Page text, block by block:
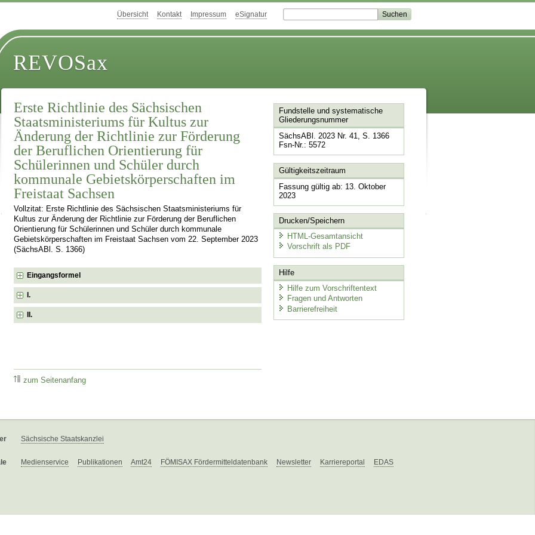
Übersicht Kontakt Impressum eSignatur
REVOSax
Erste Richtlinie des Sächsischen
Staatsministeriums für Kultus zur
Änderung der Richtlinie zur Förderung
der Beruflichen Orientierung für
Schülerinnen und Schüler durch
kommunale Gebietskörperschaften im
Freistaat Sachsen
Vollzitat: Erste Richtlinie des Sächsischen Staatsministeriums für
Kultus zur Änderung der Richtlinie zur Förderung der Beruflichen
Orientierung für Schülerinnen und Schüler durch kommunale
Gebietskörperschaften im Freistaat Sachsen vom 22. September 2023
(SächsABl. S. 1366)
Eingangsformel
I.
II.
zum Seitenanfang
Fundstelle und systematische
Gliederungsnummer
SächsABl. 2023 Nr. 41, S. 1366
Fsn-Nr.: 5572
Gültigkeitszeitraum
Fassung gültig ab: 13. Oktober
2023
Drucken/Speichern
HTML-Gesamtansicht
Vorschrift als PDF
Hilfe
Hilfe zum Vorschriftentext
Fragen und Antworten
Barrierefreiheit
Sächsische Staatskanzlei
Medienservice Publikationen Amt24 FÖMISAX Fördermitteldatenbank Newsletter Karriereportal EDAS